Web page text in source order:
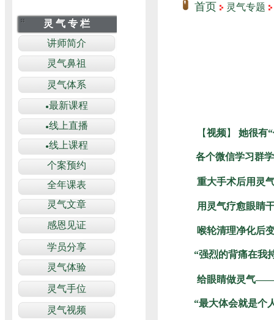
首页 灵气专题
【视频】 她很有
各个微信学习群
重大手术后用灵
用灵气疗愈眼睛
喉轮清理净化后
“强烈的背痛在我
给眼睛做灵气
“最大体会就是个